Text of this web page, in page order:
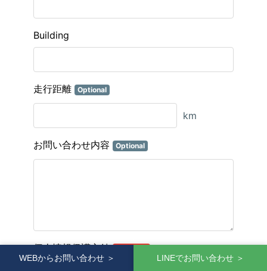
WEBからお問い合わせ ＞ LINEでお問い合わせ ＞